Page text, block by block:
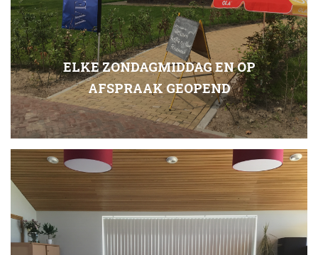
ELKE ZONDAGMIDDAG EN OP
AFSPRAAK GEOPEND